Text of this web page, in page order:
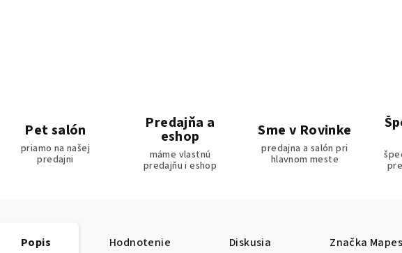
Pet salón
priamo na našej
predajni
Predajňa a
eshop
máme vlastnú
predajňu i eshop
Sme v Rovinke
predajna a salón pri
hlavnom meste
Popis Hodnotenie Diskusia Značka Mapes